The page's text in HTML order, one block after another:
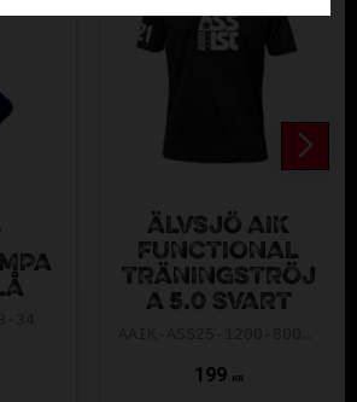
ÄLVSJÖ AIK
FUNCTIONAL
TRÄNINGSTRÖJ
A 5.0 SVART
199 KR